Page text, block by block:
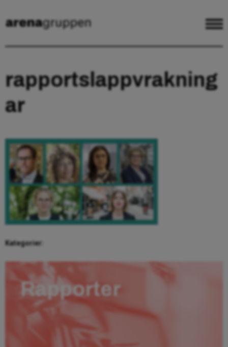
rapportslappvrakning
ar
Kategorier:
Rapporter